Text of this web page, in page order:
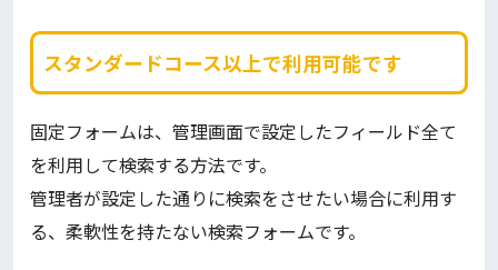
スタンダードコース以上で利用可能です
固定フォームは、管理画面で設定したフィールド全て
を利用して検索する方法です。
管理者が設定した通りに検索をさせたい場合に利用す
る、柔軟性を持たない検索フォームです。